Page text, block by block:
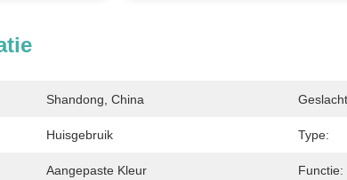
Shandong, China
Huisgebruik Type:
Aangepaste Kleur Functie: